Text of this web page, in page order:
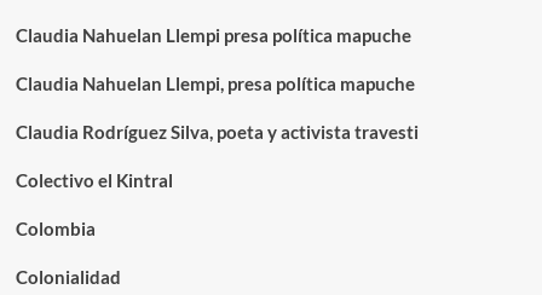
Claudia Nahuelan Llempi presa política mapuche
Claudia Nahuelan Llempi, presa política mapuche
Claudia Rodríguez Silva, poeta y activista travesti
Colectivo el Kintral
Colombia
Colonialidad